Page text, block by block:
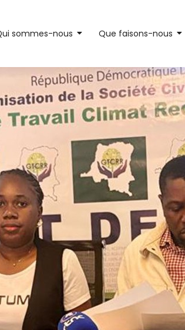
sommes-nous Que faisons-nous